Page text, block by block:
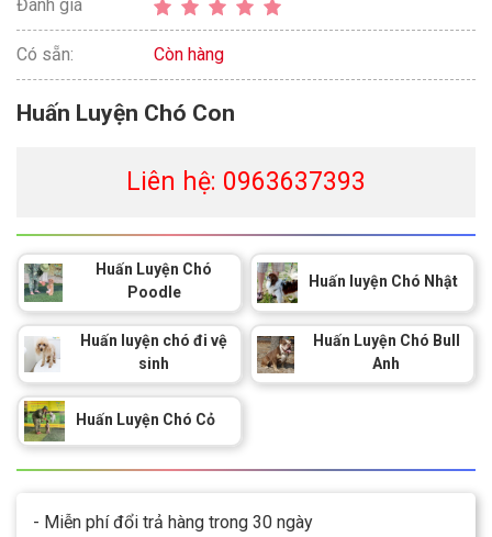
Đánh giá
Có sẵn: Còn hàng
Huấn Luyện Chó Con
Liên hệ: 0963637393
Huấn Luyện Chó
Poodle
Huấn luyện Chó Nhật
Huấn luyện chó đi vệ
sinh
Huấn Luyện Chó Bull
Anh
Huấn Luyện Chó Cỏ
- Miễn phí đổi trả hàng trong 30 ngày